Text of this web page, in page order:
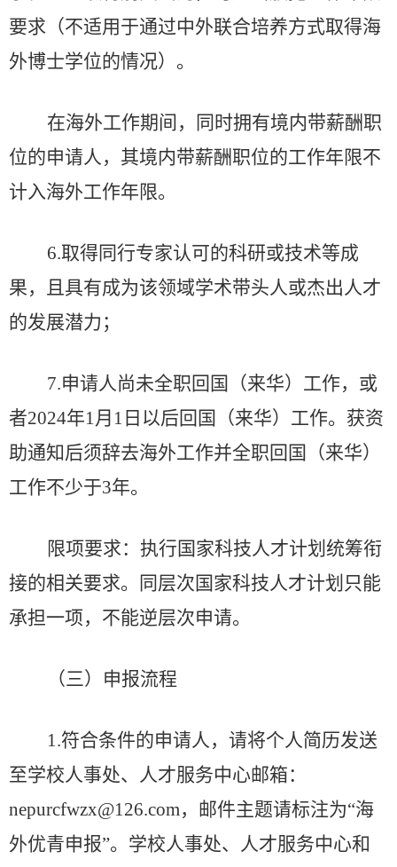
要求（不适用于通过中外联合培养方式取得海
外博士学位的情况）。
在海外工作期间，同时拥有境内带薪酬职
位的申请人，其境内带薪酬职位的工作年限不
计入海外工作年限。
6.取得同行专家认可的科研或技术等成
果，且具有成为该领域学术带头人或杰出人才
的发展潜力；
7.申请人尚未全职回国（来华）工作，或
者2024年1月1日以后回国（来华）工作。获资
助通知后须辞去海外工作并全职回国（来华）
工作不少于3年。
限项要求： 执行国家科技人才计划统筹衔
接的相关要求。同层次国家科技人才计划只能
承担一项，不能逆层次申请。
（三）申报流程
1.符合条件的申请人，请将个人简历发送
至学校人事处、人才服务中心邮箱：
nepurcfwzx@126.com，邮件主题请标注为“海
外优青申报”。学校人事处、人才服务中心和